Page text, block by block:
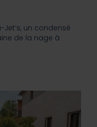
un condensé
de la nage à